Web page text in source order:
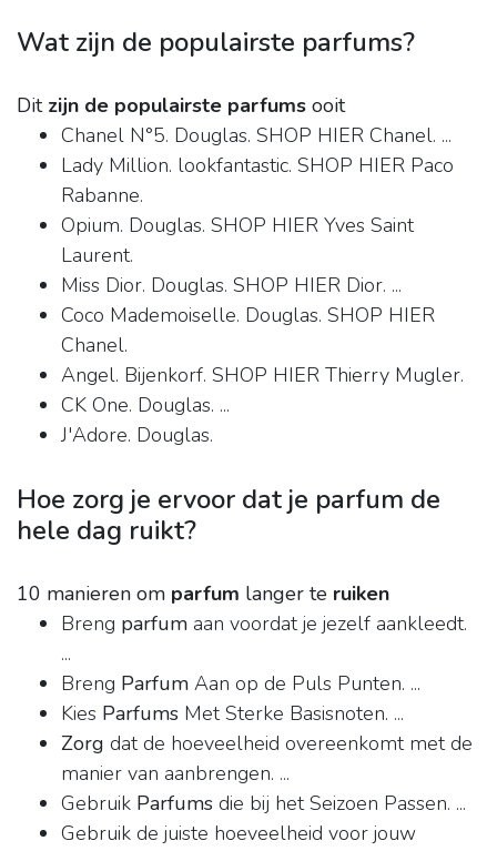
Wat zijn de populairste parfums?
Dit zijn de populairste parfums ooit
Chanel N°5. Douglas. SHOP HIER Chanel. ...
Lady Million. lookfantastic. SHOP HIER Paco
Rabanne.
Opium. Douglas. SHOP HIER Yves Saint
Laurent.
Miss Dior. Douglas. SHOP HIER Dior. ...
Coco Mademoiselle. Douglas. SHOP HIER
Chanel.
Angel. Bijenkorf. SHOP HIER Thierry Mugler.
CK One. Douglas. ...
J'Adore. Douglas.
Hoe zorg je ervoor dat je parfum de
hele dag ruikt?
10 manieren om parfum langer te ruiken
Breng parfum aan voordat je jezelf aankleedt.
...
Breng Parfum Aan op de Puls Punten. ...
Kies Parfums Met Sterke Basisnoten. ...
Zorg dat de hoeveelheid overeenkomt met de
manier van aanbrengen. ...
Gebruik Parfums die bij het Seizoen Passen. ...
Gebruik de juiste hoeveelheid voor jouw